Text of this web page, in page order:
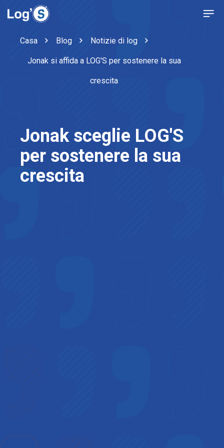
Casa Blog Notizie di log
Jonak si affida a LOG'S per sostenere la sua
crescita
Jonak sceglie LOG'S
per sostenere la sua
crescita